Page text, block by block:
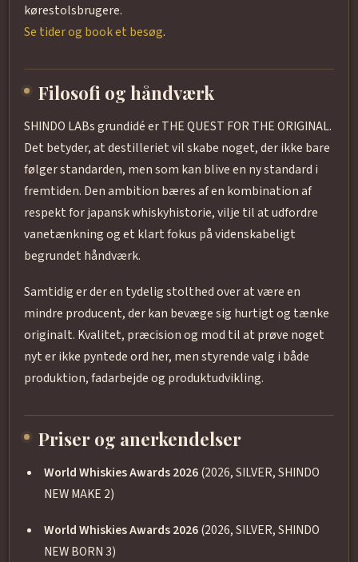
kørestolsbrugere.
Se tider og book et besøg.
Filosofi og håndværk
SHINDO LABs grundidé er THE QUEST FOR THE ORIGINAL.
Det betyder, at destilleriet vil skabe noget, der ikke bare
følger standarden, men som kan blive en ny standard i
fremtiden. Den ambition bæres af en kombination af
respekt for japansk whiskyhistorie, vilje til at udfordre
vanetænkning og et klart fokus på videnskabeligt
begrundet håndværk.
Samtidig er der en tydelig stolthed over at være en
mindre producent, der kan bevæge sig hurtigt og tænke
originalt. Kvalitet, præcision og mod til at prøve noget
nyt er ikke pyntede ord her, men styrende valg i både
produktion, fadarbejde og produktudvikling.
Priser og anerkendelser
World Whiskies Awards 2026(2026, SILVER, SHINDO
NEW MAKE 2)
World Whiskies Awards 2026(2026, SILVER, SHINDO
NEW BORN 3)